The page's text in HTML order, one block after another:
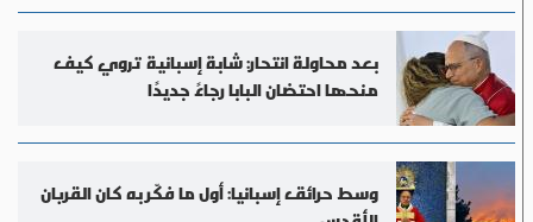
بعد محاولة انتحار: شابة إسبانية تروي كيف
منحها احتضان البابا رجاءً جديدًا
وسط حرائق إسبانيا: أول ما فكّر به كان القربان